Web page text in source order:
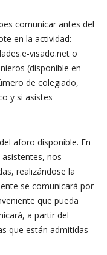
comunicar antes del
en la actividad:
visado.net o
(disponible en
de colegiado,
y si asistes
aforo disponible. En
nos
realizándose la
se comunicará por
que pueda
a partir del
que están admitidas